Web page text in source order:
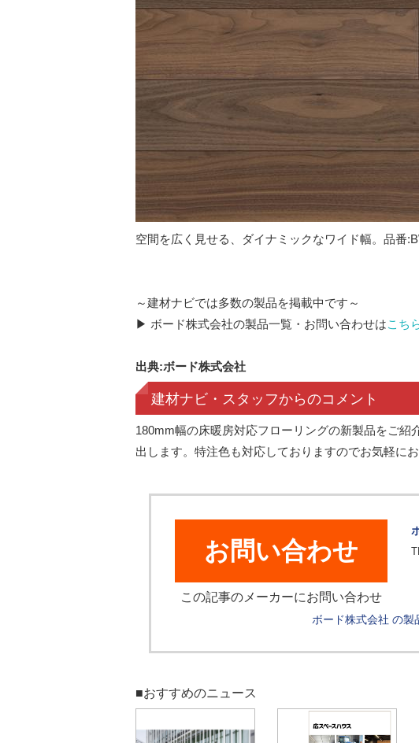
空間を広く見せる、ダイナミックなワイド幅。品番
～建材ナビでは多数の製品を掲載中です～
▶ ボード株式会社の製品一覧・お問い合わせはこち
出典:ボード株式会社
建材ナビ・スタッフからのコメント
180mm幅の床暖房対応フローリングの新製品をご
出します。特注色も対応しておりますのでお気軽に
お問い合わせ
この記事のメーカーにお問い合わせ
ボード株式会社 の製
■おすすめのニュース